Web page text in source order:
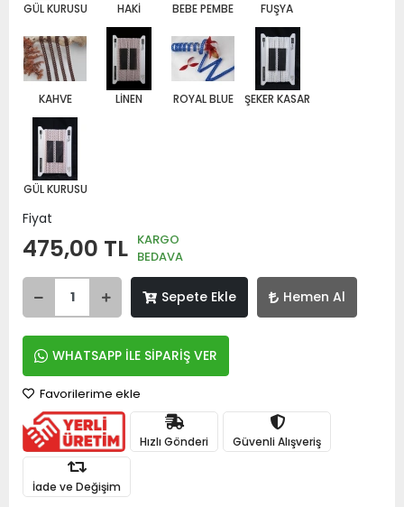
GÜL KURUSU HAKİ BEBE PEMBE FUŞYA
KAHVE LİNEN ROYAL BLUE ŞEKER KASAR
GÜL KURUSU
Fiyat
475,00 TL KARGO
BEDAVA
Sepete Ekle Hemen Al
WHATSAPP İLE SİPARİŞ VER
Favorilerime ekle
Hızlı Gönderi Güvenli Alışveriş
İade ve Değişim